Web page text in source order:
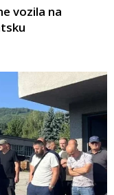
vozila na